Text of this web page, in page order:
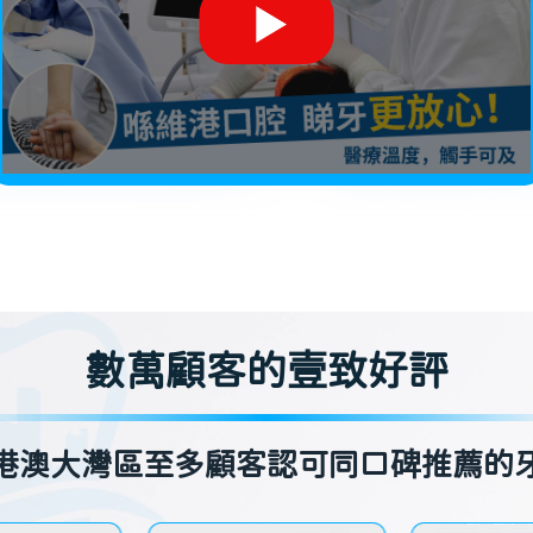
數萬顧客的壹致好評
澳大灣區至多顧客認可同口碑推薦的